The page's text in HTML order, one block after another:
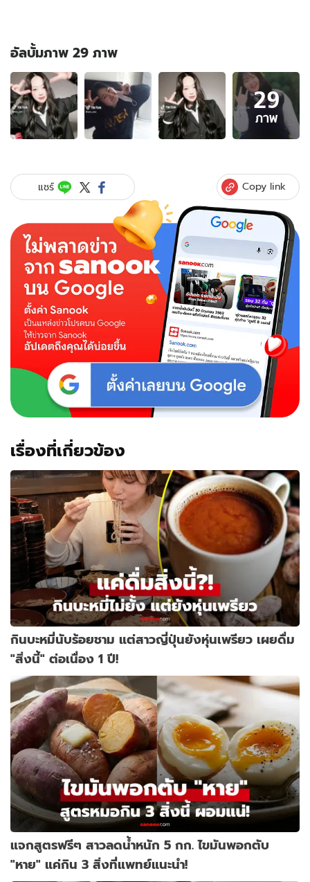
อัลบั้มภาพ 29 ภาพ
อัลบั้ม
ภาพ
29
ภาพ
ของ
ชัดๆ
สาว
ลด
น้ำ
หนัก
กก.
เชีย
เปลี่ยน
จน
น่า
ห่วง
29
ภาพ
แชร์ Copy link
เรื่องที่เกี่ยวข้อง
กินบะหมี่นับร้อยชาม แต่สาวญี่ปุ่นยังหุ่นเพรียว เผยดื่ม
"สิ่งนี้" ต่อเนื่อง 1 ปี!
แจกสูตรฟรีๆ สาวลดน้ำหนัก 5 กก. ไขมันพอกตับ
"หาย" แค่กิน 3 สิ่งที่แพทย์แนะนำ!